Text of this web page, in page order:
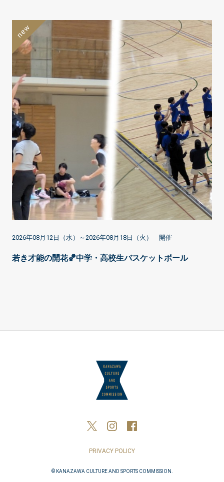
2026年08月12日（水）～2026年08月18日（火） 開催
若き才能の開花🏀中学・高校生バスケットボール
PRIVACY POLICY
© KANAZAWA CULTURE AND SPORTS COMMISSION.